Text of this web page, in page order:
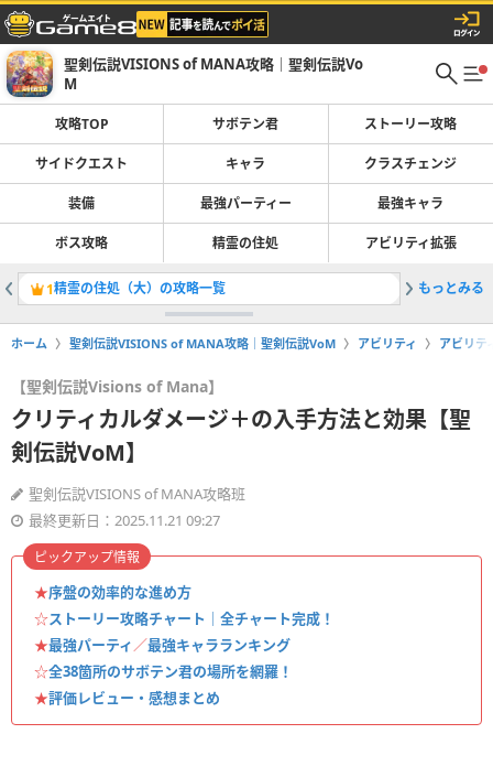
聖剣伝説VISIONS of MANA攻略｜聖剣伝説Vo
M
攻略TOP サボテン君 ストーリー攻略
サイドクエスト キャラ クラスチェンジ
装備 最強パーティー 最強キャラ
ボス攻略 精霊の住処 アビリティ拡張
1精霊の住処（大）の攻略一覧 2クリア
もっとみる
ホーム 聖剣伝説VISIONS of MANA攻略｜聖剣伝説VoM アビリティ アビリテ
【聖剣伝説Visions of Mana】
クリティカルダメージ＋の入手方法と効果【聖
剣伝説VoM】
聖剣伝説VISIONS of MANA攻略班
最終更新日：2025.11.21 09:27
★序盤の効率的な進め方
☆ストーリー攻略チャート｜全チャート完成！
★最強パーティ／最強キャラランキング
☆全38箇所のサボテン君の場所を網羅！
★評価レビュー・感想まとめ
ピックアップ情報